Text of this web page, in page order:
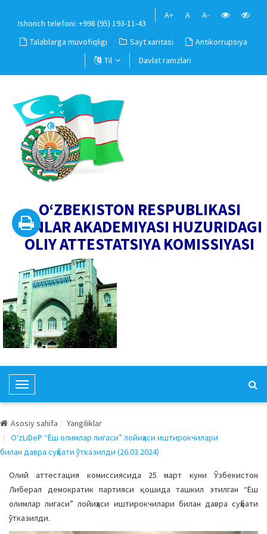
Ishonch telefoni: +998 (95) 193-11-43
A+ A A-
Talablarga muvofiqligi Sayt xaritasi
Antikorrupsiya
Til
Davlat ramzlari
O‘ZBEKISTON RESPUBLIKASI
FANLAR AKADEMIYASI HUZURIDAGI
OLIY ATTESTATSIYA KOMISSIYASI
T
o
g
l
e
N
a
v
i
g
Asosiy sahifa
Yangiliklar
O‘zLiDeP “Ёш олимлар лигаси” лойиҳаси иштирокчилари
билан давра суҳбати ўтказилди (26.03.2024)
Олий аттестация комиссиясида 25 март куни Ўзбекистон
Либерал демократик партияси қошида ташкил этилган “Ёш
олимлар лигаси” лойиҳаси иштирокчилари билан давра суҳбати
ўтказилди.